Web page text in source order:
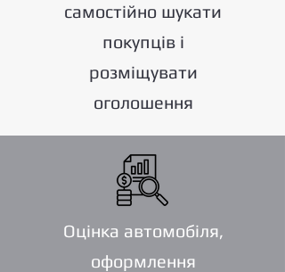
самостійно шукати
покупців і
розміщувати
оголошення
Оцінка автомобіля,
оформлення